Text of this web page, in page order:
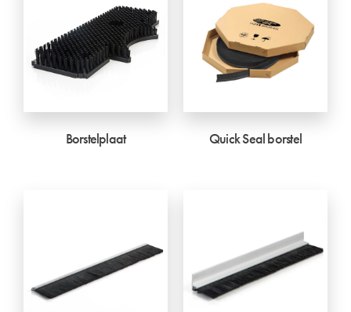
Borstelplaat Quick Seal borstel